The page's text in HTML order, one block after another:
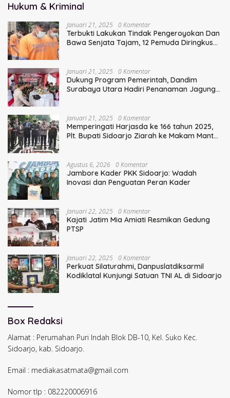
Hukum & Kriminal
Januari 21, 2025 0 Komentar
Terbukti Lakukan Tindak Pengeroyokan Dan
Bawa Senjata Tajam, 12 Pemuda Diringkus
Januari 21, 2025 0 Komentar
Dukung Program Pemerintah, Dandim
Surabaya Utara Hadiri Penanaman Jagung
Januari 21, 2025 0 Komentar
Memperingati Harjasda ke 166 tahun 2025,
Plt. Bupati Sidoarjo Ziarah ke Makam Mantan
Agustus 6, 2026 0 Komentar
Jambore Kader PKK Sidoarjo: Wadah
Inovasi dan Penguatan Peran Kader
Januari 22, 2025 0 Komentar
Kajati Jatim Mia Amiati Resmikan Gedung
PTSP
Januari 22, 2025 0 Komentar
Perkuat Silaturahmi, Danpuslatdiksarmil
Kodiklatal Kunjungi Satuan TNI AL di Sidoarjo
Box Redaksi
Alamat : Perumahan Puri Indah Blok DB-10, Kel. Suko Kec.
Sidoarjo, kab. Sidoarjo.
Email : mediakasatmata@gmail.com
Nomor tlp : 082220006916